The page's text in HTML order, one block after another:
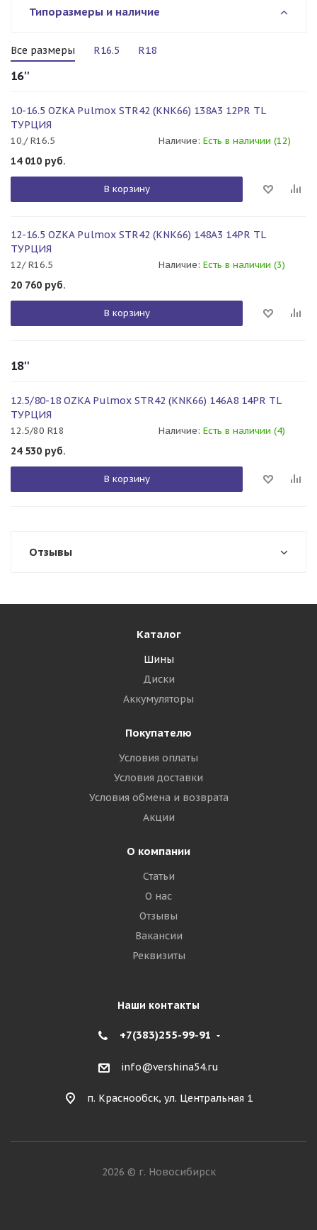
Типоразмеры и наличие
Все размеры R16.5 R18
16''
10-16.5 OZKA Pulmox STR42 (KNK66) 138A3 12PR TL
ТУРЦИЯ
10,/ R16.5 Наличие: Есть в наличии (12)
14 010 руб.
В корзину
12-16.5 OZKA Pulmox STR42 (KNK66) 148A3 14PR TL
ТУРЦИЯ
12/ R16.5 Наличие: Есть в наличии (3)
20 760 руб.
В корзину
18''
12.5/80-18 OZKA Pulmox STR42 (KNK66) 146A8 14PR TL
ТУРЦИЯ
12.5/80 R18 Наличие: Есть в наличии (4)
24 530 руб.
В корзину
Отзывы
Каталог
Шины
Диски
Аккумуляторы
Покупателю
Условия оплаты
Условия доставки
Условия обмена и возврата
Акции
О компании
Статьи
О нас
Отзывы
Вакансии
Реквизиты
Наши контакты
+7(383)255-99-91
info@vershina54.ru
п. Краснообск, ул. Центральная 1
2026 © г. Новосибирск